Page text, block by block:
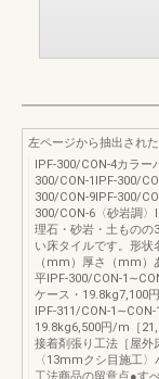
左ページから抽出され
IPF‐300/CON‐4カラ
300/CON‐1IPF‐300/
300/CON‐9IPF‐300/
300/CON‐6〈砂岩調〉
理石・砂岩・土ものの
い床タイルです。形
（mm）厚さ（mm）
平IPF‐300/
ケース・19.8kg7,100
IPF‐311/
19.8kg6,500円/m［
接着剤張り工法［屋外
〈13mmクシ目施工